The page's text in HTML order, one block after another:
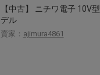
【中古】 ニチワ電子 10V
デル
賣家： ajimura4861